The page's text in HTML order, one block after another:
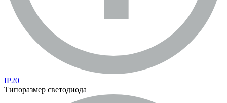
IP20
Типоразмер светодиода